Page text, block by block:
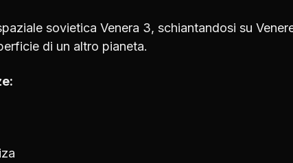
sovietica Venera 3, schiantandosi su
di un altro pianeta.